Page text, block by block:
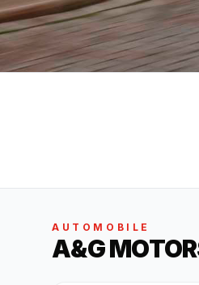
AUTOMOBILE
A&G